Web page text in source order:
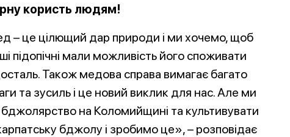
користь людям!
– це цілющий дар природи і ми хочемо, щоб
підопічні мали можливість його споживати
Також медова справа вимагає багато
та зусиль і це новий виклик для нас. Але ми
на Коломийщині та культивувати
бджолу і зробимо це», – розповідає